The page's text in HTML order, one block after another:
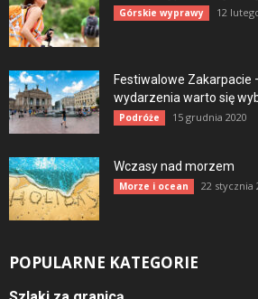
Górskie wyprawy 12
Festiwalowe Zakarpacie
wydarzenia warto się
Podróże 15 grudnia 2020
Wczasy nad morzem
Morze i ocean 22 stycznia
POPULARNE KATEGORIE